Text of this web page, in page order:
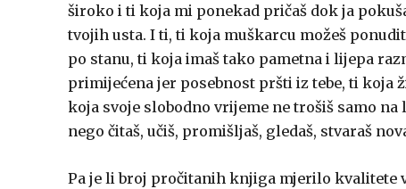
široko i ti koja mi ponekad pričaš dok ja
tvojih usta. I ti, ti koja muškarcu možeš
po stanu, ti koja imaš tako pametna i lijepa
primijećena jer posebnost pršti iz tebe, ti koja
koja svoje slobodno vrijeme ne trošiš samo
nego čitaš, učiš, promišljaš, gledaš, stvaraš
Pa je li broj pročitanih knjiga mjerilo kvalitete